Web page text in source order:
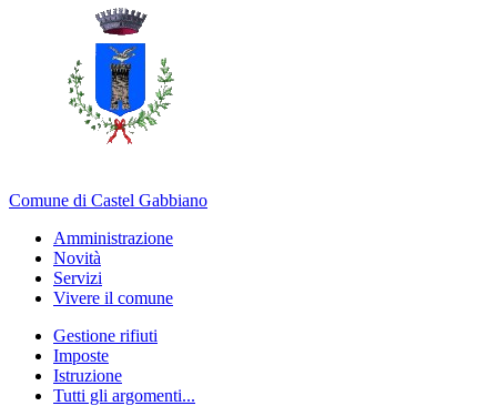
Comune di Castel Gabbiano
Amministrazione
Novità
Servizi
Vivere il comune
Gestione rifiuti
Imposte
Istruzione
Tutti gli argomenti...